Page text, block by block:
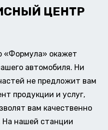
ЦЕНТР
«Формула» окажет
автомобиля. Ни
не предложит вам
продукции и услуг,
вам качественно
На нашей станции